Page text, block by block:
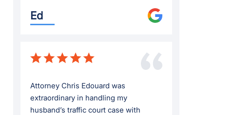
Ed
Attorney Chris Edouard was
extraordinary in handling my
husband’s traffic court case with